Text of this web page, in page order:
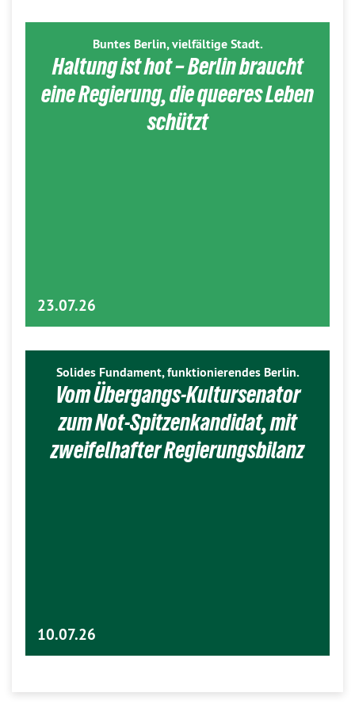
Buntes Berlin, vielfältige Stadt.
Haltung ist hot – Berlin braucht
eine Regierung, die queeres Leben
schützt
23.07.26
Solides Fundament, funktionierendes Berlin.
Vom Übergangs-Kultursenator
zum Not-Spitzenkandidat, mit
zweifelhafter Regierungsbilanz
10.07.26